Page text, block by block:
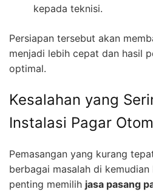
kepada teknisi.
Persiapan tersebut akan
menjadi lebih cepat dan hasil
optimal.
Kesalahan yang
Instalasi Pagar
Pemasangan yang kurang
berbagai masalah di kemudian
penting memilih jasa pasang